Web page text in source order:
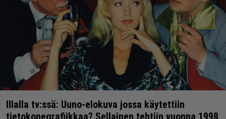
Illalla tv:ssä: Uuno-elokuva jossa käytettiin
tietokonegrafiikkaa? Sellainen tehtiin vuonna 1998